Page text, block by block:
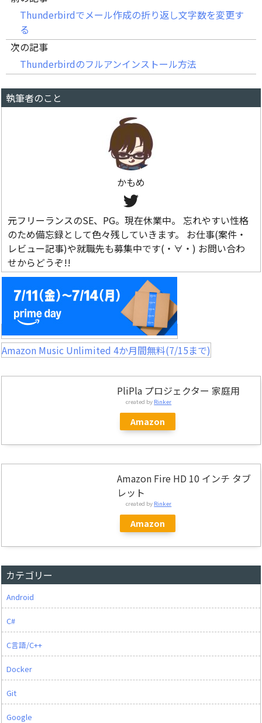
Thunderbirdでメール作成の折り返し文字数を変更す
る
次の記事
Thunderbirdのフルアンインストール方法
執筆者のこと
かもめ
元フリーランスのSE、PG。現在休業中。 忘れやすい性格
のため備忘録として色々残していきます。 お仕事(案件・
レビュー記事)や就職先も募集中です(・∀・) お問い合わ
せからどうぞ!!
Amazon Music Unlimited 4か月間無料(7/15まで)
PliPla プロジェクター 家庭用
created by Rinker
Amazon
Amazon Fire HD 10 インチ タブ
レット
created by Rinker
Amazon
カテゴリー
Android
C#
C言語/C++
Docker
Git
Google